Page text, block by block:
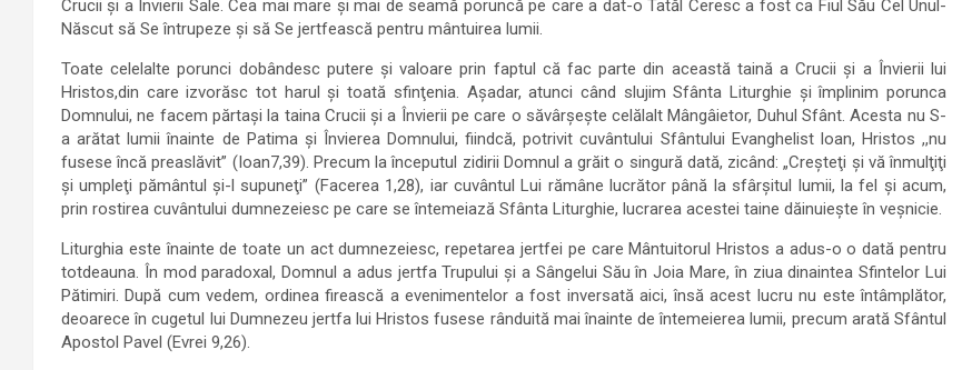
Crucii şi a Învierii Sale. Cea mai mare şi mai de seamă poruncă pe care a dat-o Tatăl Ceresc a fost ca Fiul Său Cel Unul-
Născut să Se întrupeze şi să Se jertfească pentru mântuirea lumii.
Toate celelalte porunci dobândesc putere şi valoare prin faptul că fac parte din această taină a Crucii şi a Învierii lui
Hristos,din care izvorăsc tot harul şi toată sfinţenia. Aşadar, atunci când slujim Sfânta Liturghie şi împlinim porunca
Domnului, ne facem părtaşi la taina Crucii şi a Învierii pe care o săvârşeşte celălalt Mângâietor, Duhul Sfânt. Acesta nu S-
a arătat lumii înainte de Patima şi Învierea Domnului, fiindcă, potrivit cuvântului Sfântului Evanghelist loan, Hristos ,,nu
fusese încă preaslăvit” (Ioan7,39). Precum la începutul zidirii Domnul a grăit o singură dată, zicând: „Creşteţi şi vă înmulţiţi
şi umpleţi pământul şi-l supuneţi” (Facerea 1,28), iar cuvântul Lui rămâne lucrător până la sfârşitul lumii, la fel şi acum,
prin rostirea cuvântului dumnezeiesc pe care se întemeiază Sfânta Liturghie, lucrarea acestei taine dăinuieşte în veşnicie.
Liturghia este înainte de toate un act dumnezeiesc, repetarea jertfei pe care Mântuitorul Hristos a adus-o o dată pentru
totdeauna. În mod paradoxal, Domnul a adus jertfa Trupului şi a Sângelui Său în Joia Mare, în ziua dinaintea Sfintelor Lui
Pătimiri. După cum vedem, ordinea firească a evenimentelor a fost inversată aici, însă acest lucru nu este întâmplător,
deoarece în cugetul lui Dumnezeu jertfa lui Hristos fusese rânduită mai înainte de întemeierea lumii, precum arată Sfântul
Apostol Pavel (Evrei 9,26).